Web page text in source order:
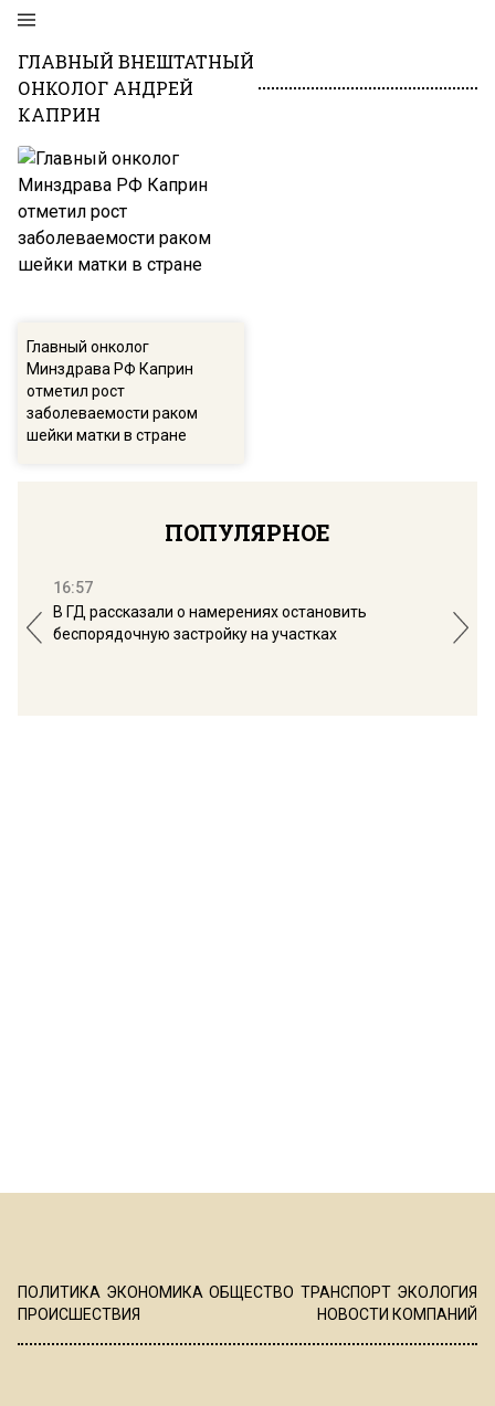
ГЛАВНЫЙ ВНЕШТАТНЫЙ
ОНКОЛОГ АНДРЕЙ
КАПРИН
Главный онколог
Минздрава РФ Каприн
отметил рост
заболеваемости раком
шейки матки в стране
ПОПУЛЯРНОЕ
16:57
В ГД рассказали о намерениях остановить
беспорядочную застройку на участках
ПОЛИТИКА ЭКОНОМИКА ОБЩЕСТВО ТРАНСПОРТ ЭКОЛОГИЯ
ПРОИСШЕСТВИЯ
НОВОСТИ КОМПАНИЙ